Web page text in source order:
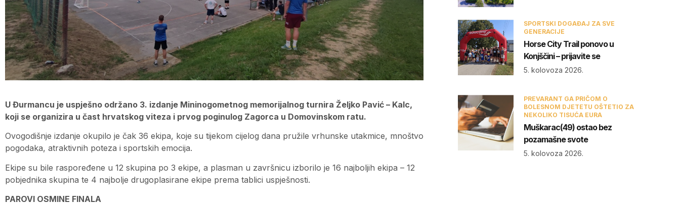
U Đurmancu je uspješno održano 3. izdanje Mininogometnog memorijalnog turnira Željko Pavić – Kalc,
koji se organizira u čast hrvatskog viteza i prvog poginulog Zagorca u Domovinskom ratu.
Ovogodišnje izdanje okupilo je čak 36 ekipa, koje su tijekom cijelog dana pružile vrhunske utakmice, mnoštvo
pogodaka, atraktivnih poteza i sportskih emocija.
Ekipe su bile raspoređene u 12 skupina po 3 ekipe, a plasman u završnicu izborilo je 16 najboljih ekipa – 12
pobjednika skupina te 4 najbolje drugoplasirane ekipe prema tablici uspješnosti.
PAROVI OSMINE FINALA
SPORTSKI DOGAĐAJ ZA SVE
GENERACIJE
Horse City Trail ponovo u
Konjščini – prijavite se
5. kolovoza 2026.
PREVARANT GA PRIČOM O
BOLESNOM DJETETU OŠTETIO ZA
NEKOLIKO TISUĆA EURA
Muškarac(49) ostao bez
pozamašne svote
5. kolovoza 2026.